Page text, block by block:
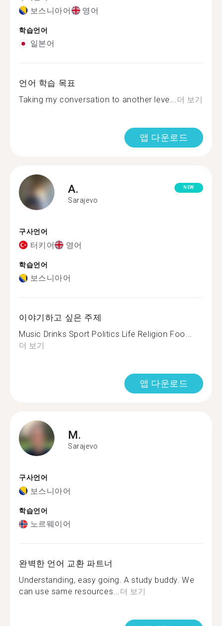
보스니아어 영어
학습언어
일본어
언어 학습 목표
Taking my conversation to another leve...더 보기
앱 다운로드
A.
Sarajevo
NEW
구사언어
터키어 영어
학습언어
보스니아어
이야기하고 싶은 주제
Music Drinks Sport Politics Life Religion Foo...
더 보기
앱 다운로드
M.
Sarajevo
구사언어
보스니아어
학습언어
노르웨이어
완벽한 언어 교환 파트너
Understanding, easy going. A study buddy. We
can use same resources...더 보기